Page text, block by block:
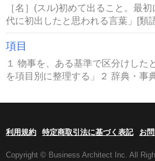
［名］(スル)初めて出ること。最
代に初出したと思われる言葉」[類
項目
１ 物事を、ある基準で区分けした
を項目別に整理する」２ 辞典・事
利用規約 特定商取引法に基づく表記 お
Copyright © Business Architect Inc. All